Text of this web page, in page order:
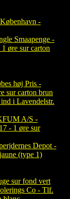
-
Smaapenge -
øre sur carton
høj Pris -
sur carton brun
i Lavendelstr.
A/S -
- 1 øre sur
Depot -
(type 1)
sur fond vert
Co - Tlf.